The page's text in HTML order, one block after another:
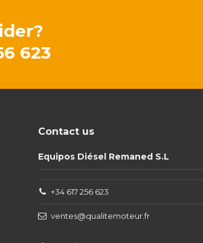
623
Contact us
Equipos Diésel Remaned S.L
+34 617 256 623
ventes@qualitemoteur.fr